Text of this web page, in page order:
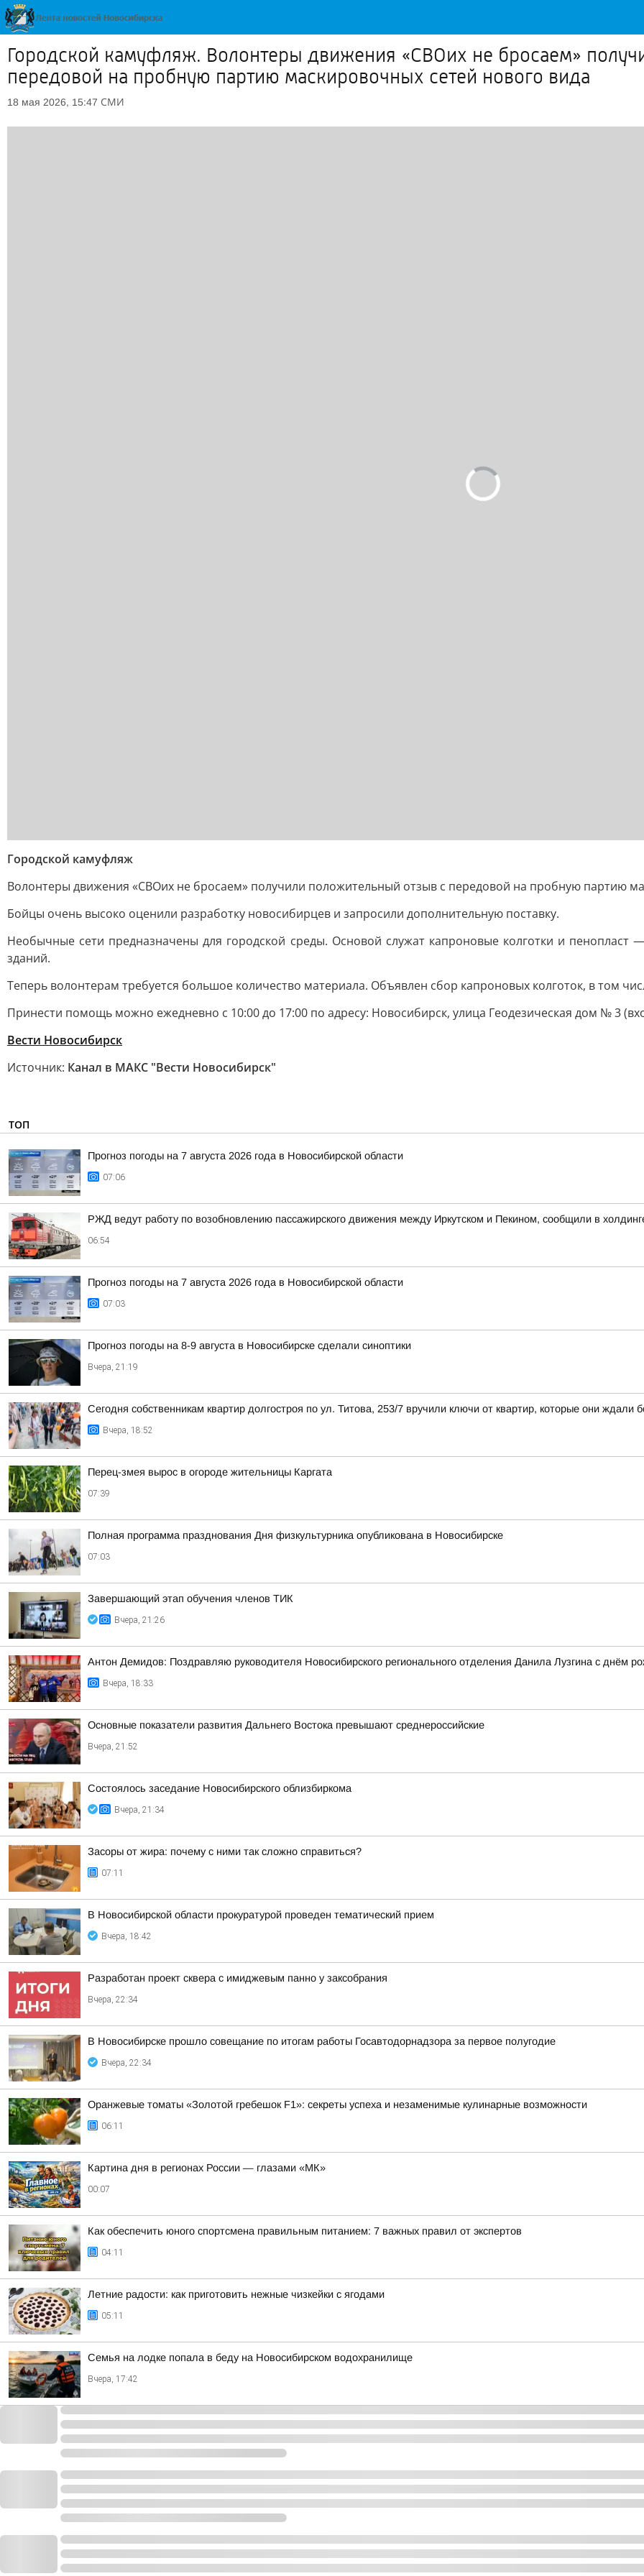
Городской камуфляж. Волонтеры движения «СВОих не бросаем»
передовой на пробную партию маскировочных сетей нового вида
18 мая 2026, 15:47 СМИ
Городской камуфляж
Волонтеры движения «СВОих не бросаем» получили положительный отзыв с передовой на пробную партию
Бойцы очень высоко оценили разработку новосибирцев и запросили дополнительную поставку.
Необычные сети предназначены для городской среды. Основой служат капроновые колготки и пенопласт
зданий.
Теперь волонтерам требуется большое количество материала. Объявлен сбор капроновых колготок, в том
Принести помощь можно ежедневно с 10:00 до 17:00 по адресу: Новосибирск, улица Геодезическая дом № 3
Вести Новосибирск
Источник: Канал в МАКС "Вести Новосибирск"
ТОП
Прогноз погоды на 7 августа 2026 года в Новосибирской области
07:06
РЖД ведут работу по возобновлению пассажирского движения между Иркутском и Пекином, сообщили в
06:54
Прогноз погоды на 7 августа 2026 года в Новосибирской области
07:03
Прогноз погоды на 8-9 августа в Новосибирске сделали синоптики
Вчера, 21:19
Сегодня собственникам квартир долгостроя по ул. Титова, 253/7 вручили ключи от квартир, которые они ждали
Вчера, 18:52
Перец-змея вырос в огороде жительницы Каргата
07:39
Полная программа празднования Дня физкультурника опубликована в Новосибирске
07:03
Завершающий этап обучения членов ТИК
Вчера, 21:26
Антон Демидов: Поздравляю руководителя Новосибирского регионального отделения Данила Лузгина с днём
Вчера, 18:33
Основные показатели развития Дальнего Востока превышают среднероссийские
Вчера, 21:52
Состоялось заседание Новосибирского облизбиркома
Вчера, 21:34
Засоры от жира: почему с ними так сложно справиться?
07:11
В Новосибирской области прокуратурой проведен тематический прием
Вчера, 18:42
Разработан проект сквера с имиджевым панно у заксобрания
Вчера, 22:34
В Новосибирске прошло совещание по итогам работы Госавтодорнадзора за первое полугодие
Вчера, 22:34
Оранжевые томаты «Золотой гребешок F1»: секреты успеха и незаменимые кулинарные возможности
06:11
Картина дня в регионах России — глазами «МК»
00:07
Как обеспечить юного спортсмена правильным питанием: 7 важных правил от экспертов
04:11
Летние радости: как приготовить нежные чизкейки с ягодами
05:11
Семья на лодке попала в беду на Новосибирском водохранилище
Вчера, 17:42